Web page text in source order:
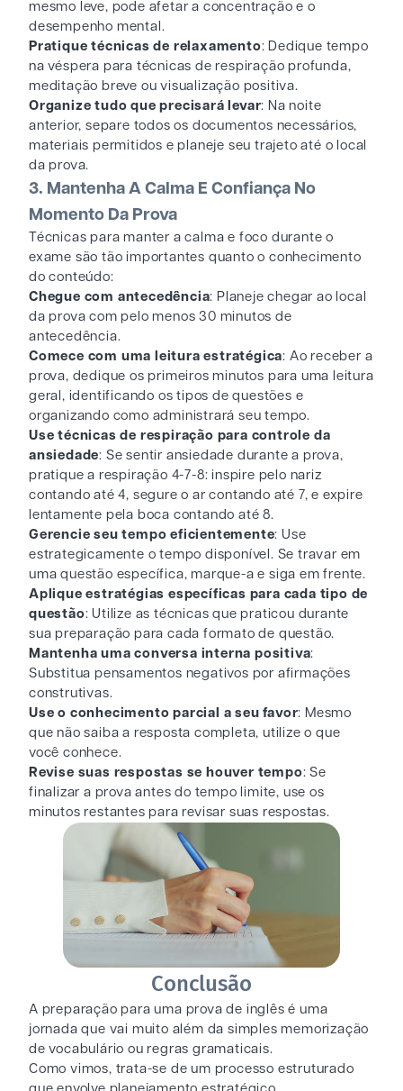
mesmo leve, pode afetar a concentração e o
desempenho mental.
Pratique técnicas de relaxamento: Dedique tempo
na véspera para técnicas de respiração profunda,
meditação breve ou visualização positiva.
Organize tudo que precisará levar: Na noite
anterior, separe todos os documentos necessários,
materiais permitidos e planeje seu trajeto até o local
da prova.
3. Mantenha A Calma E Confiança No
Momento Da Prova
Técnicas para manter a calma e foco durante o
exame são tão importantes quanto o conhecimento
do conteúdo:
Chegue com antecedência: Planeje chegar ao local
da prova com pelo menos 30 minutos de
antecedência.
Comece com uma leitura estratégica: Ao receber a
prova, dedique os primeiros minutos para uma leitura
geral, identificando os tipos de questões e
organizando como administrará seu tempo.
Use técnicas de respiração para controle da
ansiedade: Se sentir ansiedade durante a prova,
pratique a respiração 4-7-8: inspire pelo nariz
contando até 4, segure o ar contando até 7, e expire
lentamente pela boca contando até 8.
Gerencie seu tempo eficientemente: Use
estrategicamente o tempo disponível. Se travar em
uma questão específica, marque-a e siga em frente.
Aplique estratégias específicas para cada tipo de
questão: Utilize as técnicas que praticou durante
sua preparação para cada formato de questão.
Mantenha uma conversa interna positiva:
Substitua pensamentos negativos por afirmações
construtivas.
Use o conhecimento parcial a seu favor: Mesmo
que não saiba a resposta completa, utilize o que
você conhece.
Revise suas respostas se houver tempo: Se
finalizar a prova antes do tempo limite, use os
minutos restantes para revisar suas respostas.
Conclusão
A preparação para uma prova de inglês é uma
jornada que vai muito além da simples memorização
de vocabulário ou regras gramaticais.
Como vimos, trata-se de um processo estruturado